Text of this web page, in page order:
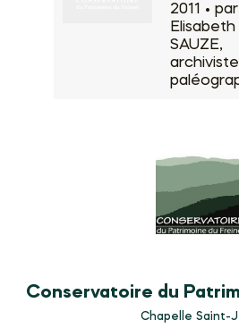
2011 • par
Elisabeth
SAUZE,
archiviste
Conservatoire du
Chapelle Saint-